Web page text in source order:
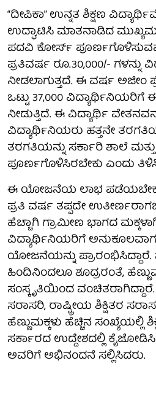
“ದೀಪಿಕಾ” ಉನ್ನತ ಶಿಕ್ಷಣ
ಉದ್ಘಾಟಿಸಿ ಮಾತನಾಡಿದ
ಪದವಿ ಕೋರ್ಸ್
ಪ್ರತಿವರ್ಷ ರೂ.30,000/- ಗಳನ್ನು
ನೀಡಲಾಗುತ್ತದೆ. ಈ ವರ್ಷ
ಒಟ್ಟು 37,000 ವಿದ್ಯಾರ್ಥಿನಿಯರಿಗೆ
ನೀಡುತ್ತಿದೆ. ಈ ವಿದ್ಯಾರ್ಥಿ
ವಿದ್ಯಾರ್ಥಿನಿಯರು ಹತ್ತನೇ
ತರಗತಿಯನ್ನು ಸರ್ಕಾರಿ ಶಾಲೆ ಮತ್ತು
ಪೂರ್ಣಗೊಳಿಸಿರಬೇಕು ಎಂದು
ಈ ಯೋಜನೆಯ ಲಾಭ
ಪ್ರತಿ ವರ್ಷ ತಪ್ಪದೇ
ಹೆಚ್ಚಾಗಿ ಗ್ರಾಮೀಣ ಭಾಗದ
ವಿದ್ಯಾರ್ಥಿನಿಯರಿಗೆ
ಯೋಜನೆಯನ್ನು ಪ್ರಾರಂಭಿಸಿದ್ದಾರೆ.
ಹಿಂದಿನಿಂದಲೂ ಶೂದ್ರರಂತೆ,
ಸಂಸ್ಕೃತಿಯಿಂದ
ಸರಾಸರಿ, ರಾಷ್ಟ್ರೀಯ ಶಿಕ್ಷಿತರ
ಹೆಣ್ಣುಮಕ್ಕಳು ಹೆಚ್ಚಿನ ಸಂಖ್ಯೆಯಲ್ಲಿ
ಸರ್ಕಾರದ ಉದ್ದೇಶದಲ್ಲಿ
ಅವರಿಗೆ ಅಭಿನಂದನೆ ಸಲ್ಲಿಸಿದರು.